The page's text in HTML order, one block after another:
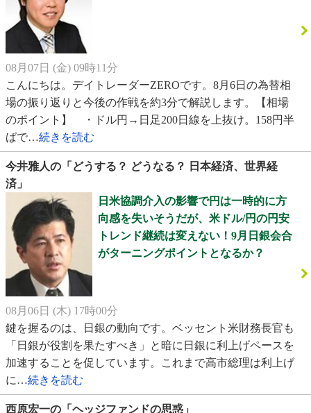
08月07日 (金) 09時11分
こんにちは。デイトレーダーZEROです。8月6日の為替相
場の振り返りと今後の作戦を約3分で解説します。【相場
のポイント】 ・ドル円→日足200日線を上抜け。158円半
ばで…続きを読む
今井雅人の「どうする？ どうなる？ 日本経済、世界経
済」
日米協調介入の影響で円は一時的に方
向感を失いそうだが、米ドル/円の円安
トレンド継続は変えない！9月日銀会合
がターニングポイントとなるか？
08月06日 (木) 17時00分
鍵を握るのは、日銀の動向です。ベッセント米財務長官も
「日銀が役割を果たすべき」と暗に日銀に利上げペースを
加速することを促しています。これまで高市総理は利上げ
に…続きを読む
西原宏一の「ヘッジファンドの思惑」